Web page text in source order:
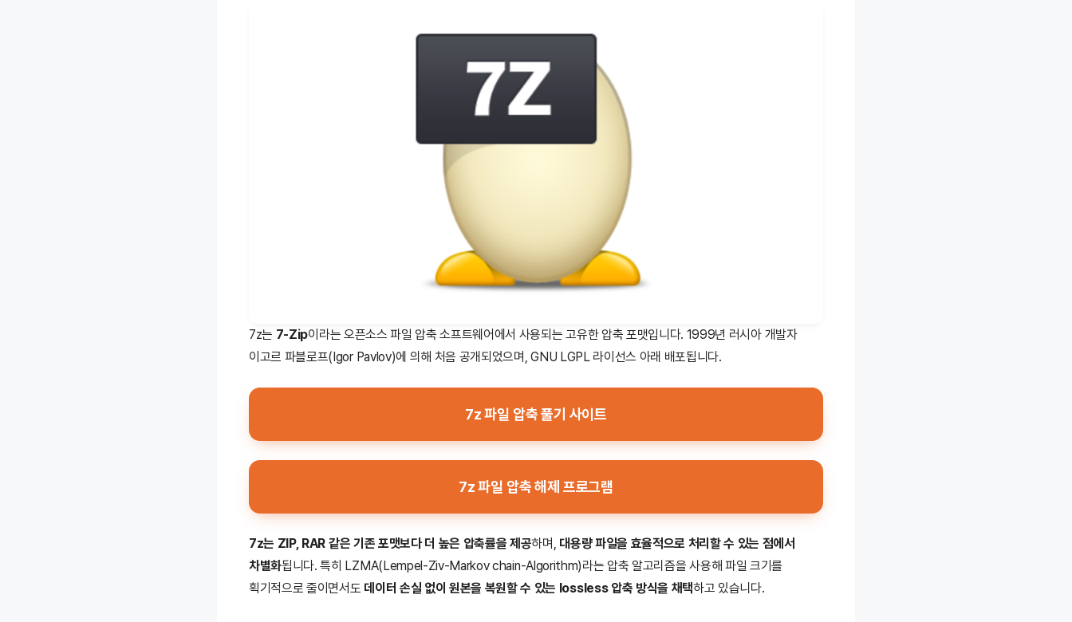
7z는 7-Zip이라는 오픈소스 파일 압축 소프트웨어에서 사용되는 고유한 압축 포맷입니다. 1999년 러시아 개발자
이고르 파블로프(Igor Pavlov)에 의해 처음 공개되었으며, GNU LGPL 라이선스 아래 배포됩니다.
7z 파일 압축 풀기 사이트
7z 파일 압축 해제 프로그램
7z는 ZIP, RAR 같은 기존 포맷보다 더 높은 압축률을 제공하며, 대용량 파일을 효율적으로 처리할 수 있는 점에서
차별화됩니다. 특히 LZMA(Lempel-Ziv-Markov chain-Algorithm)라는 압축 알고리즘을 사용해 파일 크기를
획기적으로 줄이면서도 데이터 손실 없이 원본을 복원할 수 있는 lossless 압축 방식을 채택하고 있습니다.